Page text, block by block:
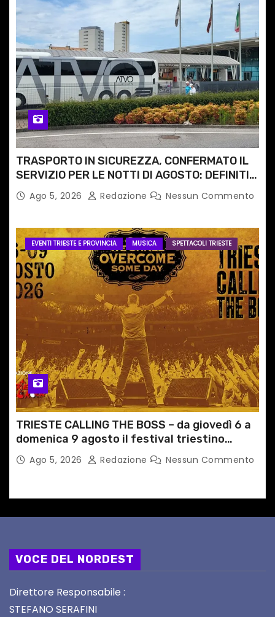
TRASPORTO IN SICUREZZA, CONFERMATO IL
SERVIZIO PER LE NOTTI DI AGOSTO: DEFINITI
PERCORSI, FERMATE E ORARIO
Ago 5, 2026 Redazione Nessun Commento
EVENTI TRIESTE E PROVINCIA MUSICA SPETTACOLI TRIESTE
TRIESTE CALLING THE BOSS – da giovedì 6 a
domenica 9 agosto il festival triestino
dedicato a Springsteen
Ago 5, 2026 Redazione Nessun Commento
VOCE DEL NORDEST
Direttore Responsabile :
STEFANO SERAFINI